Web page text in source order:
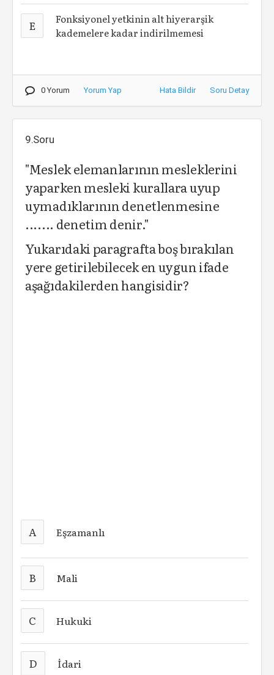
E
Fonksiyonel yetkinin alt hiyerarşik
kademelere kadar indirilmemesi
0 Yorum Yorum Yap Hata Bildir Soru Detay
9.Soru
"Meslek elemanlarının mesleklerini
yaparken mesleki kurallara uyup
uymadıklarının denetlenmesine
....... denetim denir."
Yukarıdaki paragrafta boş bırakılan
yere getirilebilecek en uygun ifade
aşağıdakilerden hangisidir?
A Eşzamanlı
B Mali
C Hukuki
D İdari